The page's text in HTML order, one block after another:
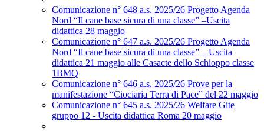
Comunicazione n° 648 a.s. 2025/26 Progetto Agenda
Nord “Il cane base sicura di una classe” –Uscita
didattica 28 maggio
Comunicazione n° 647 a.s. 2025/26 Progetto Agenda
Nord “Il cane base sicura di una classe” – Uscita
didattica 21 maggio alle Casacte dello Schioppo classe
1BMQ
Comunicazione n° 646 a.s. 2025/26 Prove per la
manifestazione “Ciociaria Terra di Pace” del 22 maggio
Comunicazione n° 645 a.s. 2025/26 Welfare Gite
gruppo 12 - Uscita didattica Roma 20 maggio